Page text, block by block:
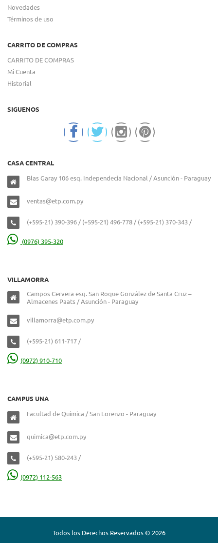
Novedades
Términos de uso
CARRITO DE COMPRAS
CARRITO DE COMPRAS
Mi Cuenta
Historial
SIGUENOS
CASA CENTRAL
Blas Garay 106 esq. Independecia Nacional / Asunción - Paraguay
ventas@etp.com.py
(+595-21) 390-396 / (+595-21) 496-778 / (+595-21) 370-343 /
(0976) 395-320
VILLAMORRA
Campos Cervera esq. San Roque González de Santa Cruz –
Almacenes Paats / Asunción - Paraguay
villamorra@etp.com.py
(+595-21) 611-717 /
(0972) 910-710
CAMPUS UNA
Facultad de Química / San Lorenzo - Paraguay
quimica@etp.com.py
(+595-21) 580-243 /
(0972) 112-563
Todos los Derechos Reservados © 2026